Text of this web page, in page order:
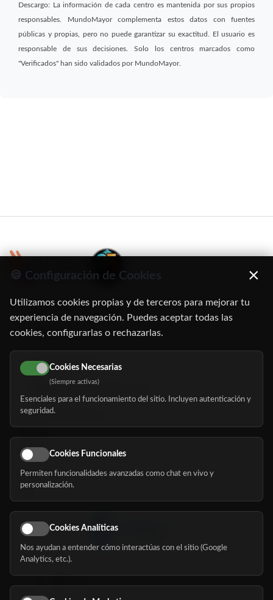
Descargo: La información de cada centro es mantenida por sus propios
responsables. MundoMayor complementa estos datos con fuentes
públicas y propias, pero no puede garantizar su exactitud. El usuario es
responsable de sus decisiones. Solo los centros marcados como
"Verificados" han sido validados por MundoMayor.
C/ Oruro, 11. 28016 Madrid
91 345 06 26
616 113 103
hola@mundomayor.com
Buscador de residencias
Eventos
Nosotros
Síguenos
🍪 Configuración de Cookies ×
Utilizamos cookies propias y de terceros para mejorar tu
experiencia de navegación. Puedes aceptar todas las
cookies, configurarlas o rechazarlas.
Cookies Necesarias
(Siempre activas)
Esenciales para el funcionamiento del sitio. Incluyen autenticación y
seguridad.
Cookies Funcionales
Permiten funcionalidades avanzadas como chat en vivo y
personalización.
Cookies Analíticas
Nos ayudan a entender cómo interactúas con el sitio (Google
Analytics, etc.).